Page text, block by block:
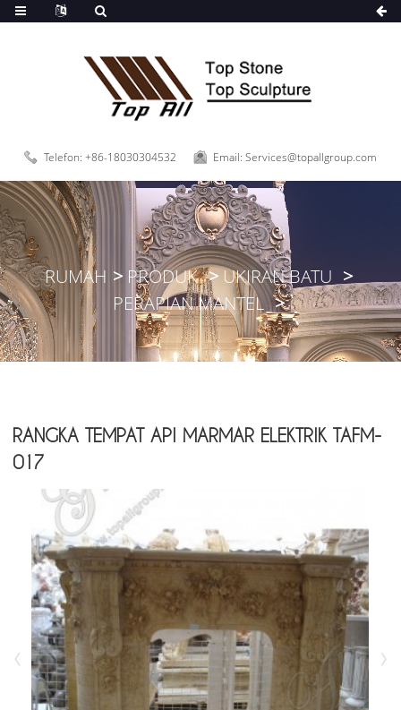
Telefon: +86-18030304532 Email: Services@topallgroup.com
RUMAH PRODUK
UKIRAN BATU
PERAPIAN MANTEL
RANGKA TEMPAT API MARMAR ELEKTRIK TAFM-
017